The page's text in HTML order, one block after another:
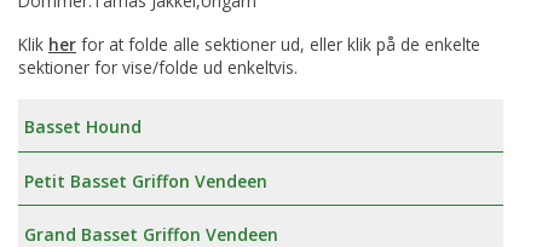
Klik her for at folde alle sektioner ud, eller klik på de enkelte
sektioner for vise/folde ud enkeltvis.
Basset Hound
Petit Basset Griffon Vendeen
Grand Basset Griffon Vendeen